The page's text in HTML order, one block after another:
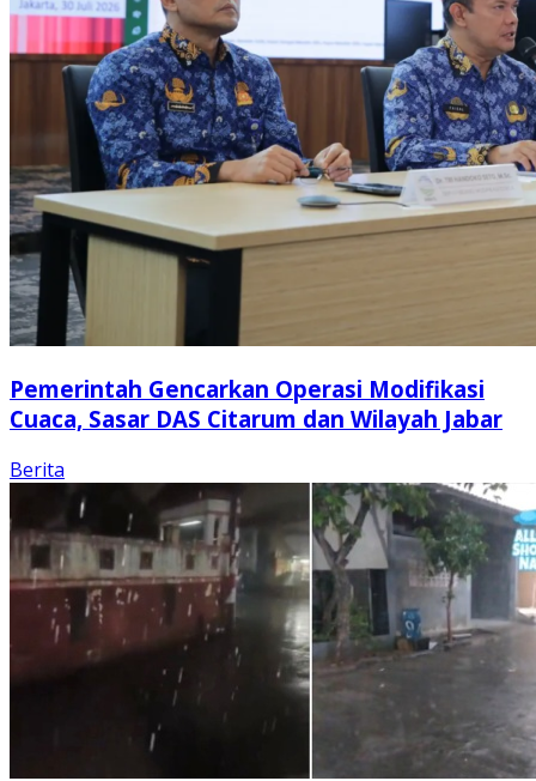
Pemerintah Gencarkan Operasi Modifikasi
Cuaca, Sasar DAS Citarum dan Wilayah Jabar
Berita